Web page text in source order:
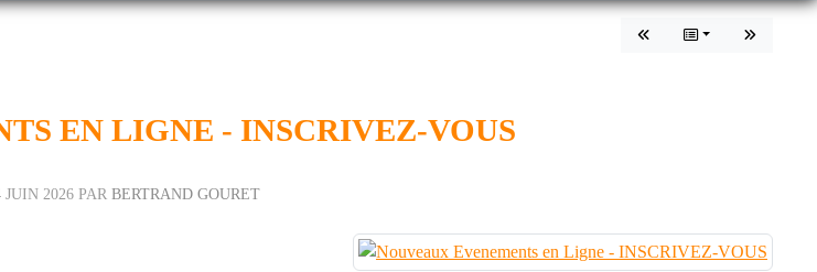
EN LIGNE - INSCRIVEZ-VOUS
JUIN 2026 PAR BERTRAND GOURET